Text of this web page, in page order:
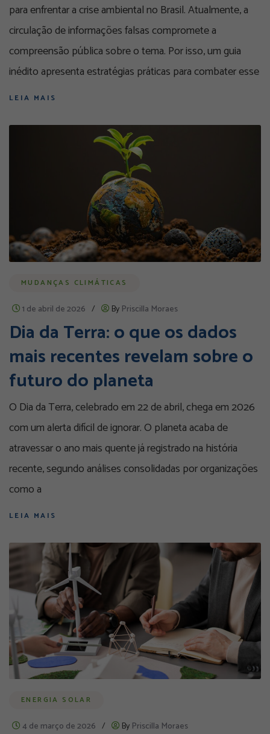
para enfrentar a crise ambiental no Brasil. Atualmente, a
circulação de informações falsas compromete a
compreensão pública sobre o tema. Por isso, um guia
inédito apresenta estratégias práticas para combater esse
LEIA MAIS
MUDANÇAS CLIMÁTICAS
1 de abril de 2026 / By Priscilla Moraes
Dia da Terra: o que os dados
mais recentes revelam sobre o
futuro do planeta
O Dia da Terra, celebrado em 22 de abril, chega em 2026
com um alerta difícil de ignorar. O planeta acaba de
atravessar o ano mais quente já registrado na história
recente, segundo análises consolidadas por organizações
como a
LEIA MAIS
ENERGIA SOLAR
4 de março de 2026 / By Priscilla Moraes